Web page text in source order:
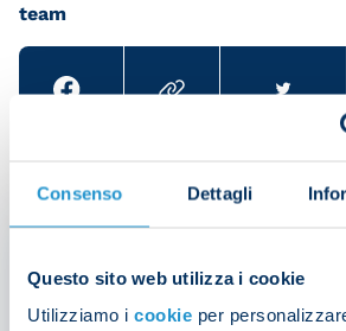
Consenso Dettagli
Questo sito web utilizza i cookie
Utilizziamo i cookie per
team
IT MIGHT ALSO